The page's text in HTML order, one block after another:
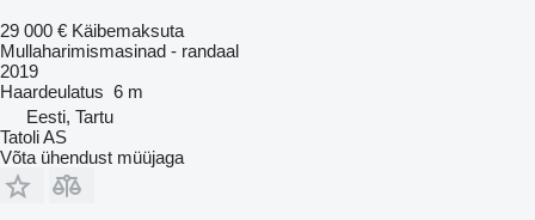
29 000 € Käibemaksuta
Mullaharimismasinad - randaal
2019
Haardeulatus 6 m
Eesti, Tartu
Tatoli AS
Võta ühendust müüjaga